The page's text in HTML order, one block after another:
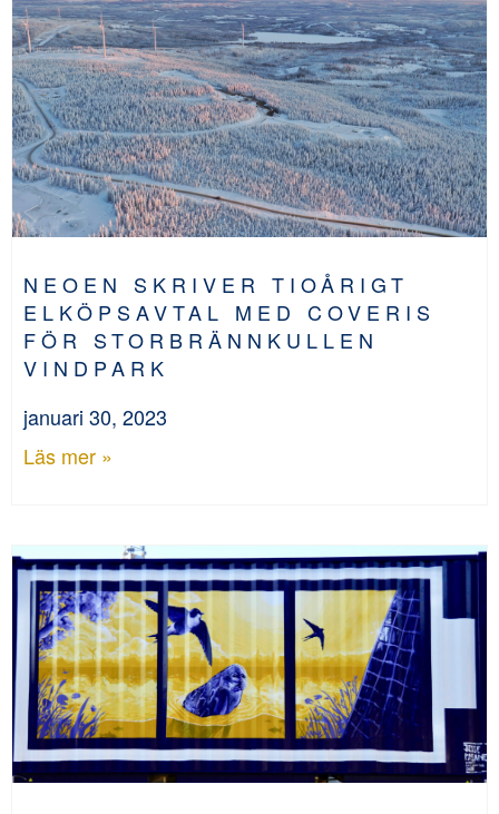
NEOEN SKRIVER TIOÅRIGT
ELKÖPSAVTAL MED COVERIS
FÖR STORBRÄNNKULLEN
VINDPARK
januari 30, 2023
Läs mer »